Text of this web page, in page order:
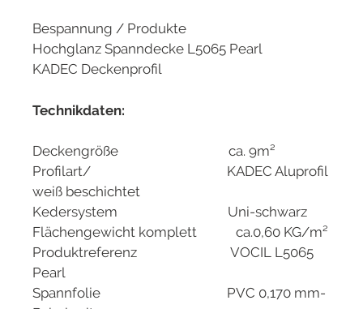
Bespannung / Produkte
Hochglanz Spanndecke L5065 Pearl
KADEC Deckenprofil
Technikdaten:
Deckengröße ca. 9m²
Profilart/ KADEC Aluprofil
weiß beschichtet
Kedersystem Uni-schwarz
Flächengewicht komplett ca.0,60 KG/m²
Produktreferenz VOCIL L5065
Pearl
Spannfolie PVC 0,170 mm-